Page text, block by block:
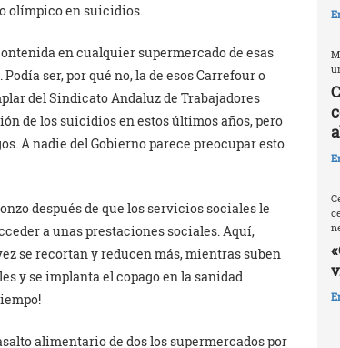
olímpico en suicidios.
en cualquier supermercado de esas
ser, por qué no, la de esos Carrefour o
del Sindicato Andaluz de Trabajadores
de los suicidios en estos últimos años, pero
A nadie del Gobierno parece preocupar esto
después de que los servicios sociales le
a unas prestaciones sociales. Aquí,
se recortan y reducen más, mientras suben
y se implanta el copago en la sanidad
alimentario de dos los supermercados por